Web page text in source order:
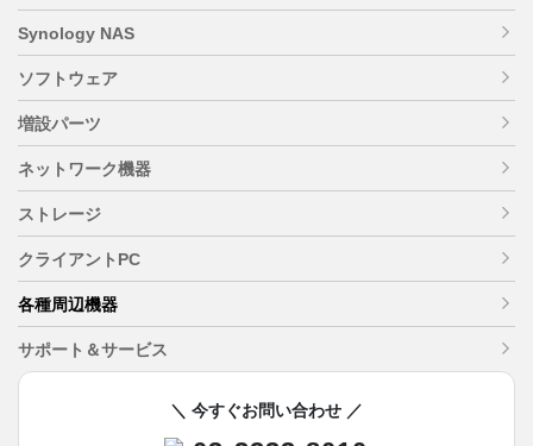
Synology NAS
ソフトウェア
増設パーツ
ネットワーク機器
ストレージ
クライアントPC
各種周辺機器
サポート＆サービス
＼ 今すぐお問い合わせ ／